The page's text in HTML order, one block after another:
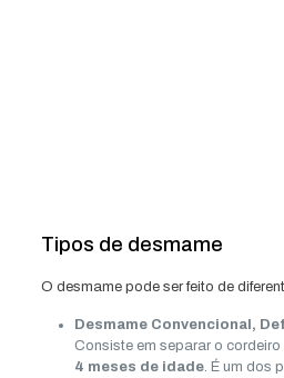
Tipos de desmame
O desmame pode ser feito de
Desmame Convencional,
Consiste em separar o cordeiro
4 meses de idade. É um dos